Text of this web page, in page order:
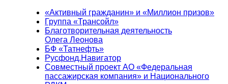
«Активный гражданин» и «Миллион призов»
Группа «Трансойл»
Благотворительная деятельность
Олега Леонова
БФ «Татнефть»
Русфонд.Навигатор
Совместный проект АО «Федеральная
пассажирская компания» и Национального